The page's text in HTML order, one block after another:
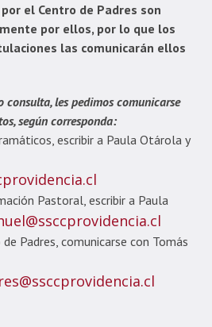
el Centro de Padres son
por ellos, por lo que los
las comunicarán ellos
les pedimos comunicarse
según corresponda:
escribir a Paula Otárola y
Pastoral, escribir a Paula
Padres, comunicarse con Tomás